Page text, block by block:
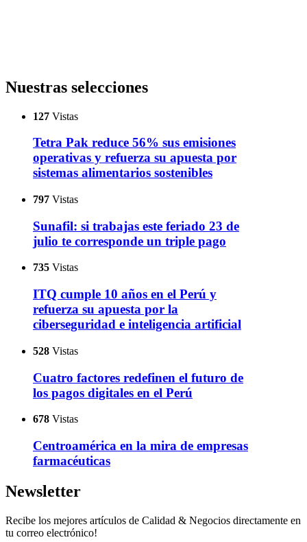
Nuestras selecciones
127 Vistas
Tetra Pak reduce 56% sus emisiones
operativas y refuerza su apuesta por
sistemas alimentarios sostenibles
797 Vistas
Sunafil: si trabajas este feriado 23 de
julio te corresponde un triple pago
735 Vistas
ITQ cumple 10 años en el Perú y
refuerza su apuesta por la
ciberseguridad e inteligencia artificial
528 Vistas
Cuatro factores redefinen el futuro de
los pagos digitales en el Perú
678 Vistas
Centroamérica en la mira de empresas
farmacéuticas
Newsletter
Recibe los mejores artículos de Calidad & Negocios directamente en
tu correo electrónico!